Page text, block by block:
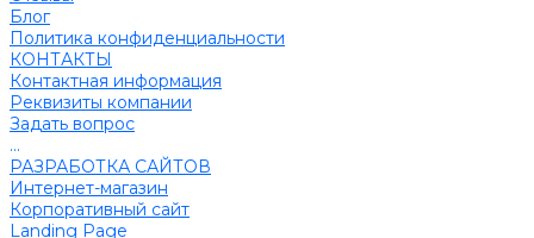
Блог
Политика конфиденциальности
КОНТАКТЫ
Контактная информация
Реквизиты компании
Задать вопрос
...
РАЗРАБОТКА САЙТОВ
Интернет-магазин
Корпоративный сайт
Landing Page